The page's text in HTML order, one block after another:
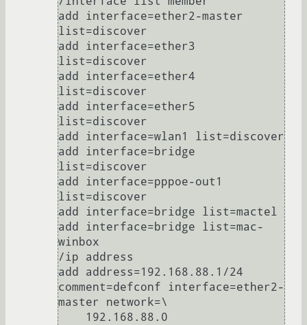
add interface=ether2-master
list=discover
add interface=ether3
list=discover
add interface=ether4
list=discover
add interface=ether5
list=discover
add interface=wlan1 list=discover
add interface=bridge
list=discover
add interface=pppoe-out1
list=discover
add interface=bridge list=mactel
add interface=bridge list=mac-
winbox
/ip address
add address=192.168.88.1/24
comment=defconf interface=ether2-
master network=\